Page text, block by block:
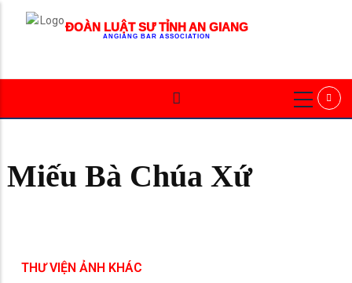
ĐOÀN LUẬT SƯ TỈNH AN GIANG
ANGIANG BAR ASSOCIATION
Miếu Bà Chúa Xứ
THƯ VIỆN ẢNH KHÁC